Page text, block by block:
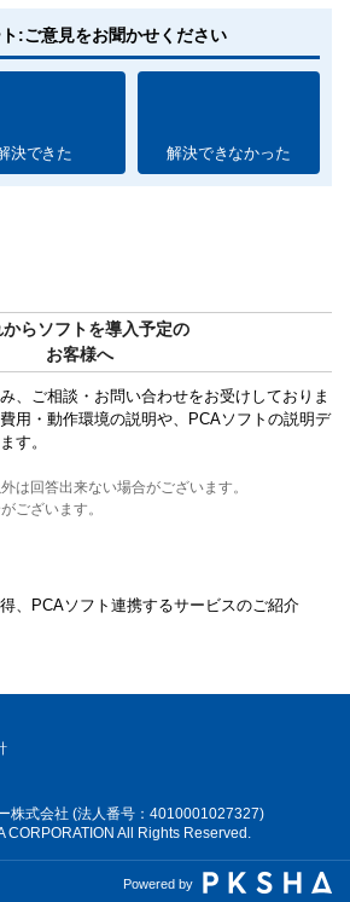
:ご意見をお聞かせください
決できた 解決できなかった
からソフトを導入予定の
お客様へ
、ご相談・お問い合わせをお受けしておりま
用・動作環境の説明や、PCAソフトの説明デ
す。
は回答出来ない場合がございます。
ございます。
、PCAソフト連携するサービスのご紹介
株式会社 (法人番号：4010001027327)
CORPORATION All Rights Reserved.
Powered by